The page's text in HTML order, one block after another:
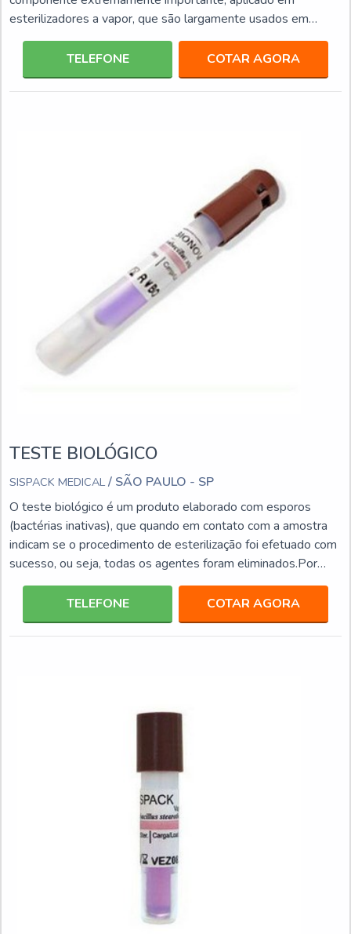
esterilizadores a vapor, que são largamente usados em
espaços clínicos, consultórios odontológicos, entre outros.
Basicamente o teste identifica a falha na remoção de ar dos
pacotes, que são destacados por meio da alteração da
tonalidade do indicador químico aplicado neste tipo de
TELEFONE COTAR AGORA
TESTE BIOLÓGICO
SISPACK MEDICAL / SÃO PAULO - SP
O teste biológico é um produto elaborado com esporos
(bactérias inativas), que quando em contato com a amostra
indicam se o procedimento de esterilização foi efetuado com
sucesso, ou seja, todas os agentes foram eliminados.Por
terem essa atribuição, os testes biológicos são altamente
necessários para o monitoramento efetivo de esterilizações
de laboratórios, hospitais, clínicas odontológicas, entre outros
estabelecimentos. Este tipo de material, além de ser
TELEFONE COTAR AGORA